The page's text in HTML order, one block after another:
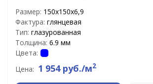
Размер: 150х150х6,9
Фактура: глянцевая
Тип: глазурованная
Толщина: 6.9 мм
Цвета:
Цена: 1 954 руб./м2